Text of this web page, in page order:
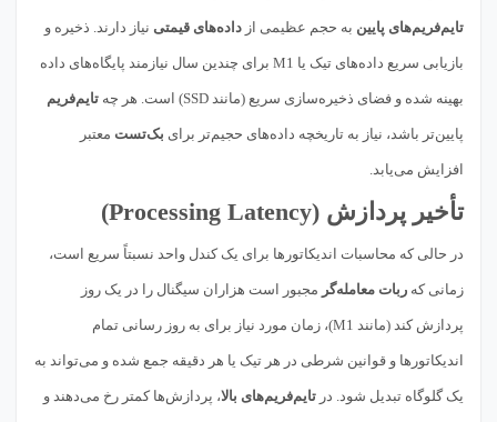
تایم‌فریم‌های پایین به حجم عظیمی از داده‌های قیمتی نیاز دارند. ذخیره و
بازیابی سریع داده‌های تیک یا M1 برای چندین سال نیازمند پایگاه‌های داده
بهینه شده و فضای ذخیره‌سازی سریع (مانند SSD) است. هر چه تایم‌فریم
پایین‌تر باشد، نیاز به تاریخچه داده‌های حجیم‌تر برای بک‌تست معتبر
افزایش می‌یابد.
تأخیر پردازش (Processing Latency)
در حالی که محاسبات اندیکاتورها برای یک کندل واحد نسبتاً سریع است،
زمانی که ربات معامله‌گر مجبور است هزاران سیگنال را در یک روز
پردازش کند (مانند M1)، زمان مورد نیاز برای به روز رسانی تمام
اندیکاتورها و قوانین شرطی در هر تیک یا هر دقیقه جمع شده و می‌تواند به
یک گلوگاه تبدیل شود. در تایم‌فریم‌های بالا، پردازش‌ها کمتر رخ می‌دهند و